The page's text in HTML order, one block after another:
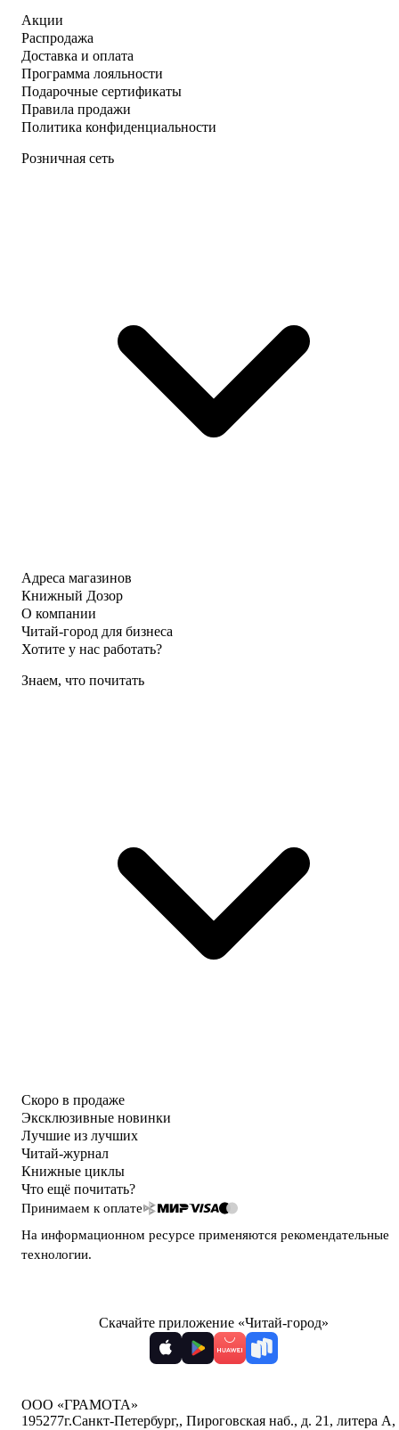
Акции
Распродажа
Доставка и оплата
Программа лояльности
Подарочные сертификаты
Правила продажи
Политика конфиденциальности
Розничная сеть
Адреса магазинов
Книжный Дозор
О компании
Читай-город для бизнеса
Хотите у нас работать?
Знаем, что почитать
Скоро в продаже
Эксклюзивные новинки
Лучшие из лучших
Читай-журнал
Книжные циклы
Что ещё почитать?
Принимаем к оплате
На информационном ресурсе применяются рекомендательные
технологии.
Скачайте приложение «Читай-город»
ООО «ГРАМОТА»
195277г.Санкт-Петербург,, Пироговская наб., д. 21, литера А,